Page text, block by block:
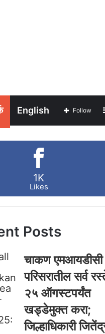
English Follow
1K
Likes
Posts
चाकण एमआयडीसी
परिसरातील सर्व
२५ ऑगस्टपर्यंत
खड्डेमुक्त करा;
जिल्हाधिकारी